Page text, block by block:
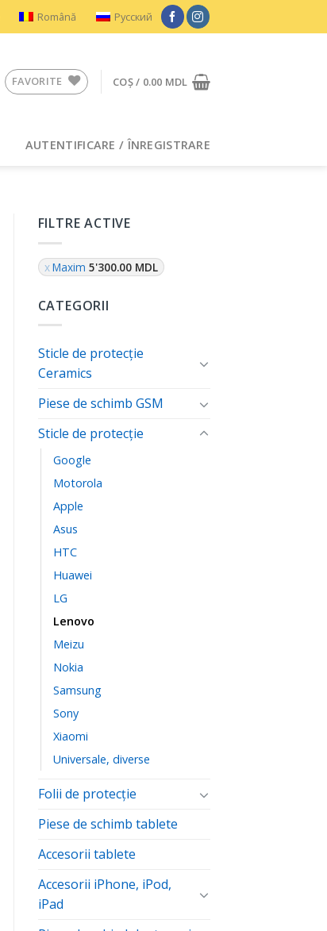
Română Русский
FAVORITE COȘ / 0.00 MDL
AUTENTIFICARE / ÎNREGISTRARE
FILTRE ACTIVE
Maxim 5'300.00 MDL
CATEGORII
Sticle de protecție
Ceramics
Piese de schimb GSM
Sticle de protecție
Google
Motorola
Apple
Asus
HTC
Huawei
LG
Lenovo
Meizu
Nokia
Samsung
Sony
Xiaomi
Universale, diverse
Folii de protecţie
Piese de schimb tablete
Accesorii tablete
Accesorii iPhone, iPod,
iPad